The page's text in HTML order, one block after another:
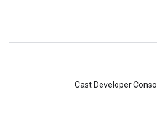
Cast Developer